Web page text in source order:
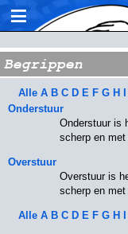
≡
Begrippen
Alle A B C D E F G H
Onderstuur
Onderstuur is
scherp en
Overstuur
Overstuur is
scherp en
Alle A B C D E F G H